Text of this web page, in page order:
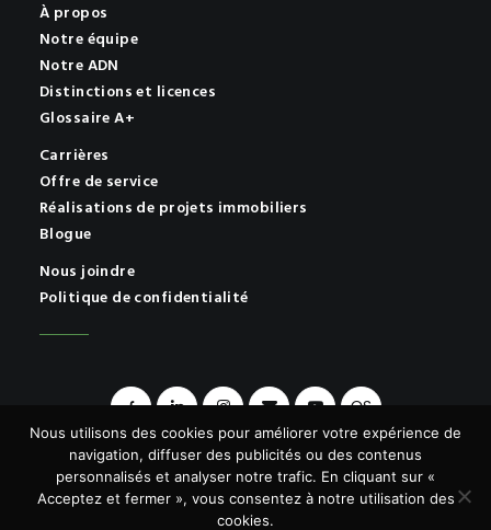
À propos
Notre équipe
Notre ADN
Distinctions et licences
Glossaire A+
Carrières
Offre de service
Réalisations de projets immobiliers
Blogue
Nous joindre
Politique de confidentialité
OS
© 2026 A+ | Tous droits réservés.
Nous utilisons des cookies pour améliorer votre expérience de
navigation, diffuser des publicités ou des contenus
personnalisés et analyser notre trafic. En cliquant sur «
Acceptez et fermer », vous consentez à notre utilisation des
cookies.